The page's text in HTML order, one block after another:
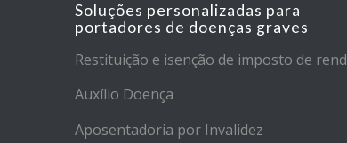
Soluções personalizadas para
portadores de doenças graves
Restituição e isenção de imposto de
Auxílio Doença
Aposentadoria por Invalidez